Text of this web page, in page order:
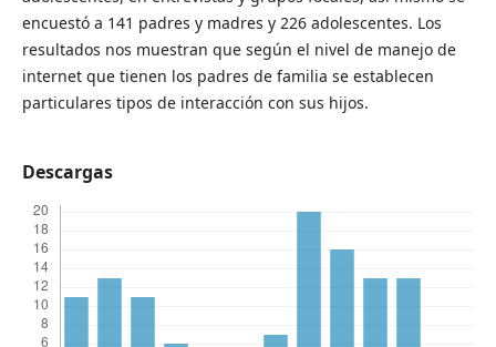
encuestó a 141 padres y madres y 226 adolescentes. Los
resultados nos muestran que según el nivel de manejo de
internet que tienen los padres de familia se establecen
particulares tipos de interacción con sus hijos.
Descargas